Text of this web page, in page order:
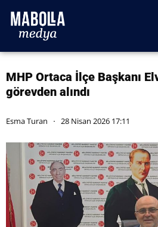
MHP Ortaca İlçe Başkanı
görevden alındı
Esma Turan 28 Nisan 2026 17:11